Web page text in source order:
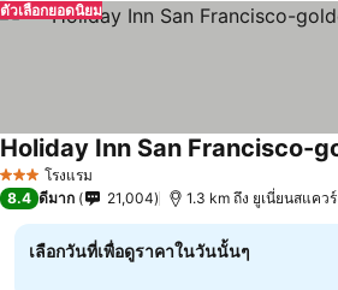
ตัวเลือกยอดนิยม
3 ดาว โรงแรม
ดูราคา
8.4 ดีมาก 21,004 1.3 km ถึง ยูเนี่ยนสแควร์
เลือกวันที่เพื่อดูราคาในวันนั้นๆ